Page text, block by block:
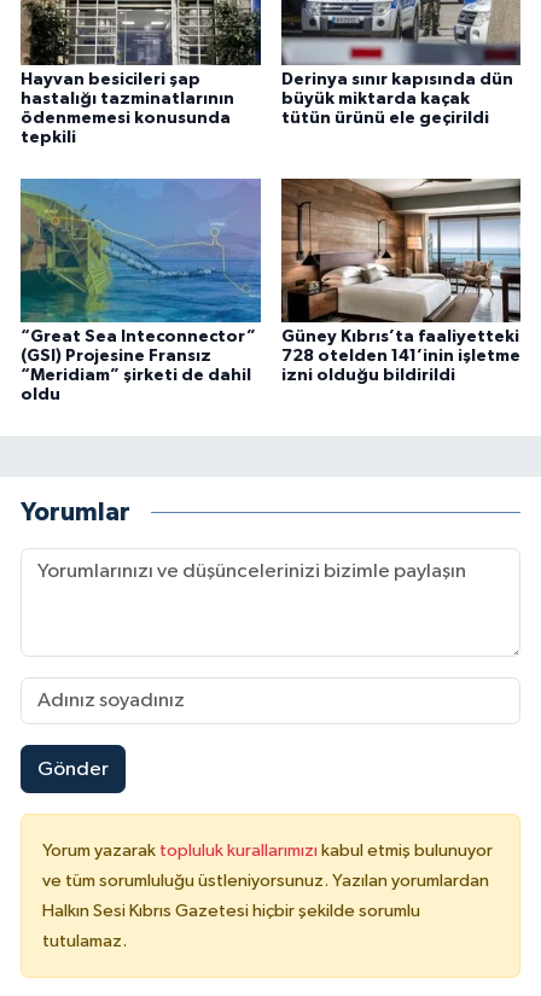
Hayvan besicileri şap
hastalığı tazminatlarının
ödenmemesi konusunda
tepkili
Derinya sınır kapısında dün
büyük miktarda kaçak
tütün ürünü ele geçirildi
“Great Sea Inteconnector”
(GSI) Projesine Fransız
“Meridiam” şirketi de dahil
oldu
Güney Kıbrıs’ta faaliyetteki
728 otelden 141’inin işletme
izni olduğu bildirildi
Yorumlar
Gönder
Yorum yazarak topluluk kurallarımızı kabul etmiş bulunuyor
ve tüm sorumluluğu üstleniyorsunuz. Yazılan yorumlardan
Halkın Sesi Kıbrıs Gazetesi hiçbir şekilde sorumlu
tutulamaz.